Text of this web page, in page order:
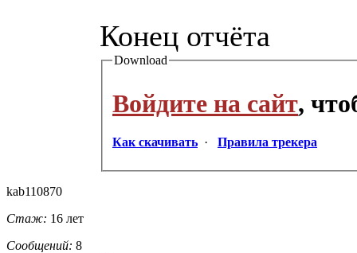
Конец отчёта
Download
Войдите на сайт,
Как скачивать · Правила трекера
kab110870
Стаж: 16 лет
Сообщений: 8